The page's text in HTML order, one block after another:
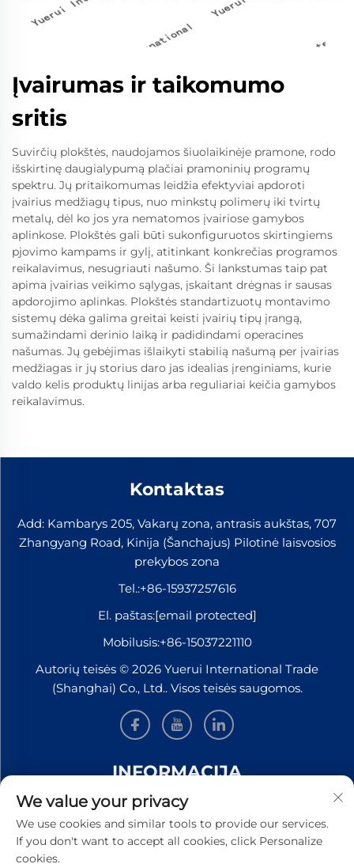
Įvairumas ir taikomumo
sritis
Suvirčių plokštės, naudojamos šiuolaikinėje pramone, rodo
išskirtinę daugialypumą plačiai pramoninių programų
spektru. Jų pritaikomumas leidžia efektyviai apdoroti
įvairius medžiagų tipus, nuo minkstų polimerų iki tvirtų
metalų, dėl ko jos yra nematomos įvairiose gamybos
aplinkose. Plokštės gali būti sukonfiguruotos skirtingiems
pjovimo kampams ir gylį, atitinkant konkrečias programos
reikalavimus, nesugriauti našumo. Ši lankstumas taip pat
apima įvairias veikimo sąlygas, įskaitant drėgnas ir sausas
apdorojimo aplinkas. Plokštės standartizuotų montavimo
sistemų dėka galima greitai keisti įvairių tipų įrangą,
sumažindami derinio laiką ir padidindami operacines
našumas. Jų gebėjimas išlaikyti stabilią našumą per įvairias
medžiagas ir jų storius daro jas idealias įrenginiams, kurie
valdo kelis produktų linijas arba reguliariai keičia gamybos
reikalavimus.
Kontaktas
Add: Kambarys 205, Vakarų zona, antrasis aukštas, 707
Zhangyang Road, Kinija (Šanchajus) Pilotinė laisvosios
prekybos zona
Tel.:+86-15937257616
El. paštas:[email protected]
Mobilusis:+86-15037221110
Autorių teisės © 2026 Yuerui International Trade
(Shanghai) Co., Ltd.. Visos teisės saugomos.
INFORMACIJA
Užsiregistruokite, kad gautumėte mūsų savaitinį
naujienlaiškį
We value your privacy
We use cookies and similar tools to provide our services.
If you don't want to accept all cookies, click Personalize
cookies.